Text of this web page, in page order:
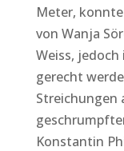
Meter, konnte
von Wanja
Weiss,
gerecht
Konstantin